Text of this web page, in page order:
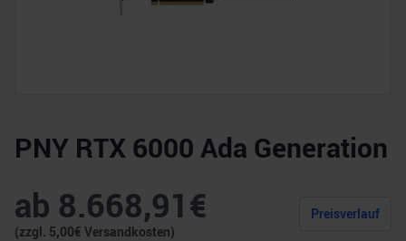
PNY RTX 6000 Ada Generation
ab 8.668,91€
(zzgl. 5,00€ Versandkosten)
Preisverlauf